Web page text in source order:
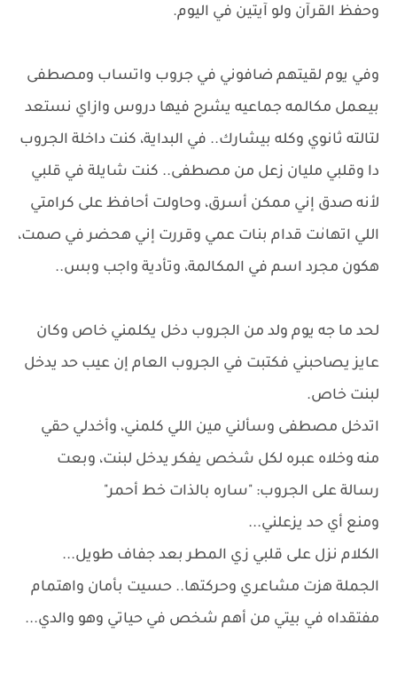
وحفظ القرآن ولو آيتين في اليوم.
وفي يوم لقيتهم ضافوني في جروب واتساب ومصطفى
بيعمل مكالمه جماعيه يشرح فيها دروس وازاي نستعد
لتالته ثانوي وكله بيشارك.. في البداية، كنت داخلة الجروب
دا وقلبي مليان زعل من مصطفى.. كنت شايلة في قلبي
لأنه صدق إني ممكن أسرق، وحاولت أحافظ على كرامتي
اللي اتهاىٰت قدام بنات عمي وقررت إني هحضر في صمت،
هكون مجرد اسم في المكالمة، وتأدية واجب وبس..
​لحد ما جه يوم ولد من الجروب دخل يكلمني خاص وكان
عايز يصاحبني فكتبت في الجروب العام إن عيب حد يدخل
لبنت خاص.
اتدخل مصطفى وسألني مين اللي كلمني، وأخدلي حقي
منه وخلاه عبره لكل شخص يفكر يدخل لبنت، وبعت
رسالة على الجروب: "ساره بالذات خط أحمر"
ومنع أي حد يزعلني...
الكلام نزل على قلبي زي المطر بعد جفاف طويل...
الجملة هزت مشاعري وحركتها.. حسيت بأمان واهتمام
مفتقداه في بيتي من أهم شخص في حياتي وهو والدي...